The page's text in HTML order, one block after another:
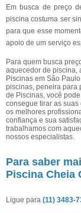
Em busca de preço
piscina costuma ser
para que esse
apoio de um serviço
Para quem busca
aquecedor de piscina,
Piscinas em São
piscinas, peneira para
de Piscinas, você
consegue tirar as
os melhores
confiança e sua
trabalhamos com
nossos especialistas.
Para saber
Piscina Cheia
Ligue para (11) 3483-